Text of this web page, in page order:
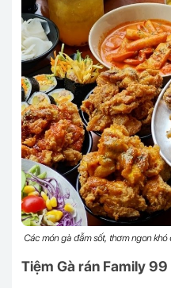
Các món gà đẫm sốt, thơm ngon
Tiệm Gà rán Family 99